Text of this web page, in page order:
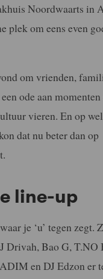
Noordwaarts in
plek om eens even
om vrienden,
ode aan momenten
vieren. En op
dat nu beter dan op
line-up
je ‘u’ tegen zegt.
Bao G, T.NO
en DJ Edzon er